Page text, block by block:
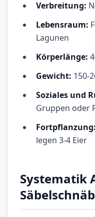
Verbreitung:
Lebensraum:
Lagunen
Körperlänge:
Gewicht: 150-
Soziales und
Gruppen oder
Fortpflanzung:
legen 3-4 Eier
Systematik